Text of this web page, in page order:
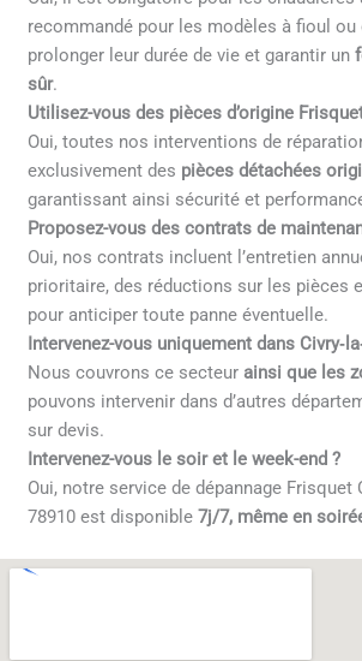
recommandé pour les modèles à fioul
prolonger leur durée de vie et garantir un
sûr.
Utilisez-vous des pièces d’origine
Oui, toutes nos interventions de
exclusivement des pièces détachées
garantissant ainsi sécurité et
Proposez-vous des contrats de
Oui, nos contrats incluent l’entretien
prioritaire, des réductions sur les pièces
pour anticiper toute panne éventuelle.
Intervenez-vous uniquement dans
Nous couvrons ce secteur ainsi que les
pouvons intervenir dans d’autres
sur devis.
Intervenez-vous le soir et le week-end ?
Oui, notre service de dépannage Frisquet
78910 est disponible7j/7, même en